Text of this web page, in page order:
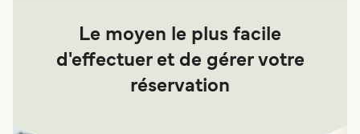
Le moyen le plus facile
d'effectuer et de gérer votre
réservation